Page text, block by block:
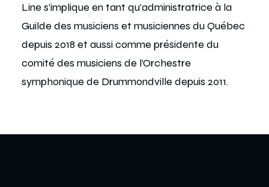
Line s’implique en tant qu’administratrice à la
Guilde des musiciens et musiciennes du Québec
depuis 2018 et aussi comme présidente du
comité des musiciens de l’Orchestre
symphonique de Drummondville depuis 2011.